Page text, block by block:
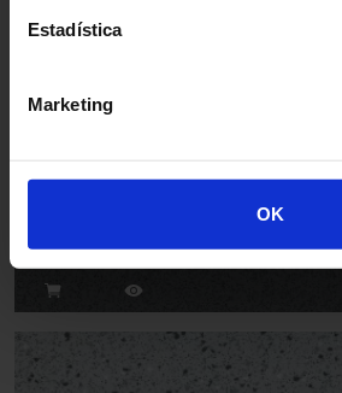
Estadística
Marketing
OK